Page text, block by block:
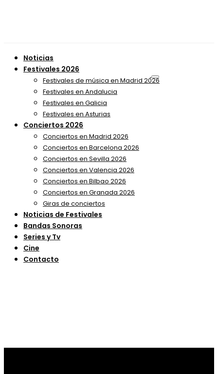
Noticias
Festivales 2026
Festivales de música en Madrid 2026
Festivales en Andalucia
Festivales en Galicia
Festivales en Asturias
Conciertos 2026
Conciertos en Madrid 2026
Conciertos en Barcelona 2026
Conciertos en Sevilla 2026
Conciertos en Valencia 2026
Conciertos en Bilbao 2026
Conciertos en Granada 2026
Giras de conciertos
Noticias de Festivales
Bandas Sonoras
Series y Tv
Cine
Contacto